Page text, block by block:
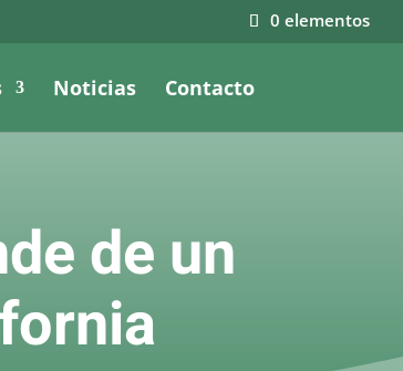
0 elementos
Noticias Contacto
de un